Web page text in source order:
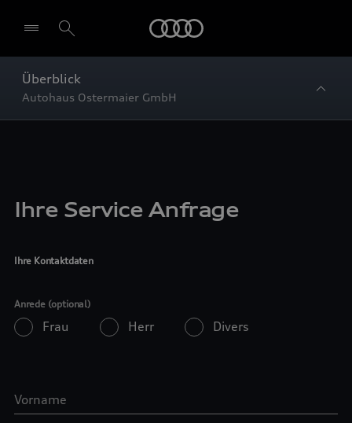
Überblick
Autohaus Ostermaier GmbH